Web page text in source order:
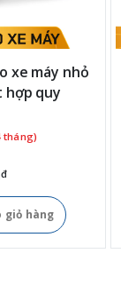
xe máy nhỏ
hợp quy
tháng)
đ
giỏ hàng